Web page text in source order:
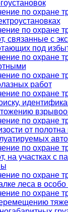
по охране
по охране
связанные с
под
по охране
по охране
работ
по охране
по охране
от
по охране
на участках с
по охране
леса в
по охране